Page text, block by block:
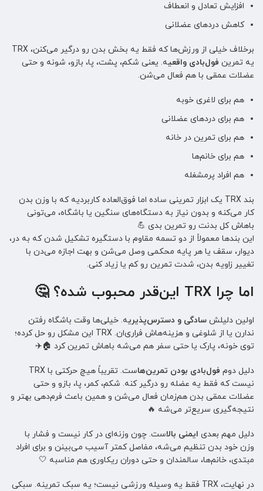
افزایش تعادل و انعطاف
کاهش دردهای عضلانی
برخلاف خیلی از ورزش‌ها که فقط یه بخش بدن رو درگیر می‌کنن، TRX
یه تمرین فول‌بادی واقعیه. یعنی شکم، پشت، پا، بازو، شونه و حتی
عضلات عمقی با هم فعال می‌شن.
هم برای لاغری خوبه
هم برای دردهای عضلانی
هم برای تمرین در خانه
هم برای خانم‌ها
هم افراد پرمشغله
بند TRX یک ابزار تمرینی ساده اما فوق‌العاده کاربردیه که با وزن بدن
کار می‌کنه و بدون نیاز به دستگاه‌های سنگین یا باشگاه، می‌تونی
باهاش کل بدنت رو تمرین بدی 💪
این بندها معمولاً از دو تسمه مقاوم با دستگیره تشکیل شدن که به در،
دیوار، سقف یا هر پایه محکمی وصل می‌شن و بهت اجازه می‌دن با
تغییر زاویه بدن، شدت تمرین رو کم یا زیاد کنی.
اما چرا TRX این‌قدر محبوب شده؟ 🤔
اولین دلیلش سادگی و دسترس‌پذیریه. خیلی‌ها وقت باشگاه رفتن
ندارن یا از شلوغی و هزینه‌هاش فراری‌ان. TRX این مشکل رو حل کرده؛
توی خونه، پارک یا حتی سفر هم می‌شه باهاش تمرین کرد 🏠✈️
دلیل دوم فول‌بادی بودن تمرین‌ها
ست. تقریباً هیچ حرکتی با TRX
نیست که فقط یه عضله رو درگیر کنه. شکم، کمر، پا، بازو و حتی
عضلات عمقی بدن هم‌زمان فعال می‌شن و همین باعث فرم‌دهی بهتر و
نتیجه‌گیری سریع‌تر می‌شه 🔥
دلیل مهم بعدی ایمنی بالاست. چون وزنه‌ای در کار نیست و فشار با
وزن خود بدن تنظیم می‌شه، مفاصل کمتر آسیب می‌بینن و برای افراد
مبتدی، خانم‌ها، سالمندان و حتی دوران ریکاوری هم مناسبه 🤍
در نهایت، TRX فقط یه وسیله ورزشی نیست؛ یه سبک تمرینه. سبکی